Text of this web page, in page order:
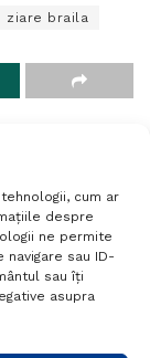
cum ar
despre
ne permite
sau ID-
sau îți
asupra
ziare braila